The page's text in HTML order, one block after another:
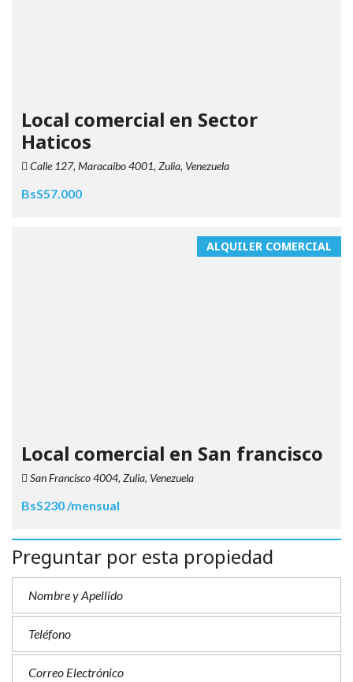
Local comercial en Sector
Haticos
Calle 127, Maracaibo 4001, Zulia, Venezuela
BsS57.000
ALQUILER COMERCIAL
Local comercial en San francisco
San Francisco 4004, Zulia, Venezuela
BsS230 /mensual
Preguntar por esta propiedad